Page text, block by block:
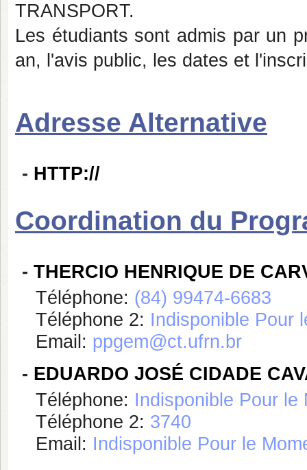
TRANSPORT.
Les étudiants sont admis par un
an, l'avis public, les dates et
Adresse Alternative
- HTTP://
Coordination du
- THERCIO HENRIQUE DE
Téléphone: (84) 99474-6683
Téléphone 2: Indisponible Pour
Email: ppgem@ct.ufrn.br
- EDUARDO JOSÉ CIDADE
Téléphone: Indisponible Pour le
Téléphone 2: 3740
Email: Indisponible Pour le